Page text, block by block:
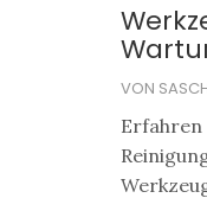
VON
Erfahren